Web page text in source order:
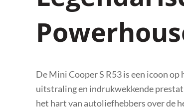
De Mini Cooper S R53 is een icoon
uitstraling en indrukwekkende
het hart van autoliefhebbers over de